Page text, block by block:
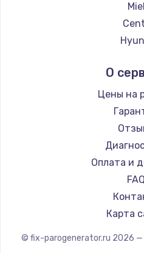
RED
О
Цены на
Оплата и
FAQ
Карта
© fix-parogenerator.ru 2026 —